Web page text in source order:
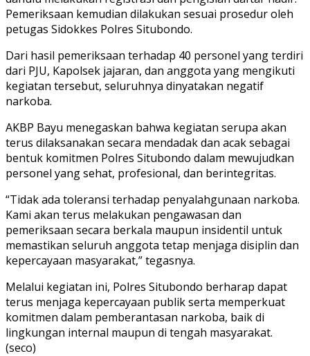
Pemeriksaan kemudian dilakukan sesuai prosedur oleh
petugas Sidokkes Polres Situbondo.
Dari hasil pemeriksaan terhadap 40 personel yang terdiri
dari PJU, Kapolsek jajaran, dan anggota yang mengikuti
kegiatan tersebut, seluruhnya dinyatakan negatif
narkoba.
AKBP Bayu menegaskan bahwa kegiatan serupa akan
terus dilaksanakan secara mendadak dan acak sebagai
bentuk komitmen Polres Situbondo dalam mewujudkan
personel yang sehat, profesional, dan berintegritas.
“Tidak ada toleransi terhadap penyalahgunaan narkoba.
Kami akan terus melakukan pengawasan dan
pemeriksaan secara berkala maupun insidentil untuk
memastikan seluruh anggota tetap menjaga disiplin dan
kepercayaan masyarakat,” tegasnya.
Melalui kegiatan ini, Polres Situbondo berharap dapat
terus menjaga kepercayaan publik serta memperkuat
komitmen dalam pemberantasan narkoba, baik di
lingkungan internal maupun di tengah masyarakat.
(seco)